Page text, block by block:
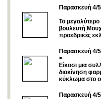
Παρασκευή 4/5
Το μεγαλύτερο
βουλευτή
προεδρικές
Παρασκευή 4/5
>
Είκοσι μια
διακίνηση
κύκλωμα στο
Παρασκευή 4/5